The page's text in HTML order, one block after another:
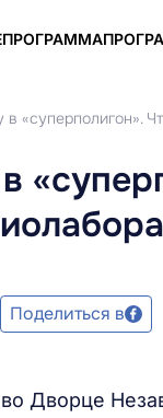
«суперполигон».
Поделиться в
Дворце